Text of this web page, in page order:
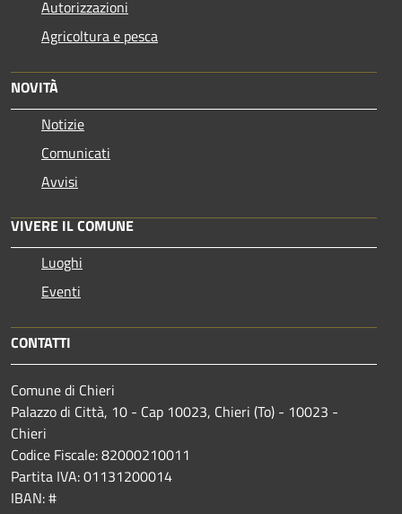
Autorizzazioni
Agricoltura e pesca
NOVITÀ
Notizie
Comunicati
Avvisi
VIVERE IL COMUNE
Luoghi
Eventi
CONTATTI
Comune di Chieri
Palazzo di Città, 10 - Cap 10023, Chieri (To) - 10023 -
Chieri
Codice Fiscale: 82000210011
Partita IVA: 01131200014
IBAN: #